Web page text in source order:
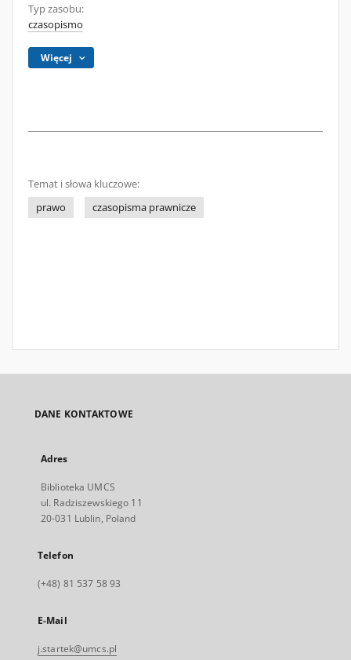
Typ zasobu:
czasopismo
Więcej
Temat i słowa kluczowe:
prawo
czasopisma prawnicze
DANE KONTAKTOWE
Adres
Biblioteka UMCS
ul. Radziszewskiego 11
20-031 Lublin, Poland
Telefon
(+48) 81 537 58 93
E-Mail
j.startek@umcs.pl